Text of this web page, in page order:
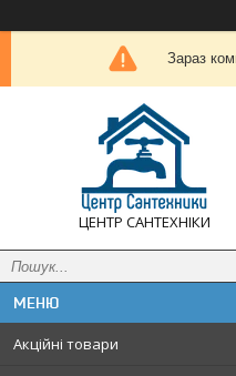
Зараз
ЦЕНТР САНТЕХНІКИ
Акційні товари